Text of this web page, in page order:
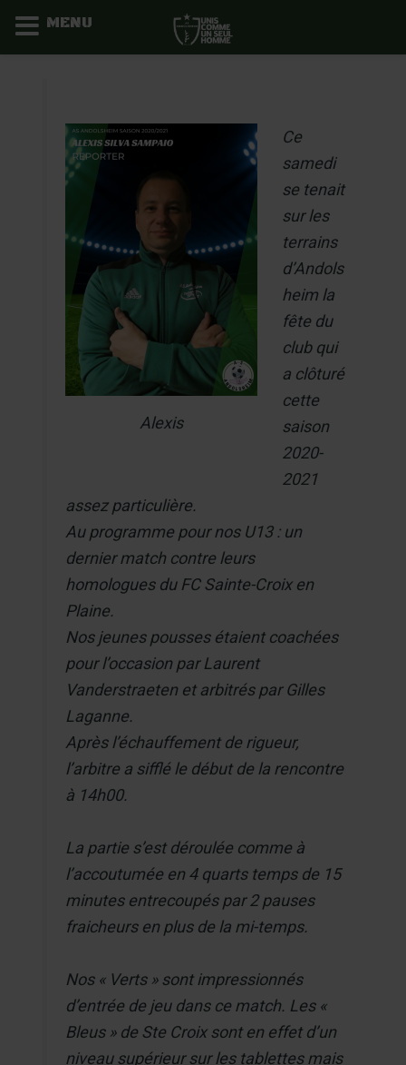
Alexis
Ce
samedi
se tenait
sur les
terrains
d’Andols
heim la
fête du
club qui
a clôturé
cette
saison
2020-
2021
assez particulière.
Au programme pour nos U13 : un
dernier match contre leurs
homologues du FC Sainte-Croix en
Plaine.
Nos jeunes pousses étaient coachées
pour l’occasion par Laurent
Vanderstraeten et arbitrés par Gilles
Laganne.
Après l’échauffement de rigueur,
l’arbitre a sifflé le début de la rencontre
à 14h00.
La partie s’est déroulée comme à
l’accoutumée en 4 quarts temps de 15
minutes entrecoupés par 2 pauses
fraicheurs en plus de la mi-temps.
Nos « Verts » sont impressionnés
d’entrée de jeu dans ce match. Les «
Bleus » de Ste Croix sont en effet d’un
niveau supérieur sur les tablettes mais
MENU